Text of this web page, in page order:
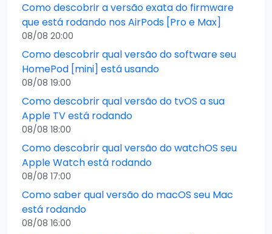
Como descobrir a versão exata do firmware
que está rodando nos AirPods [Pro e Max]
08/08 20:00
Como descobrir qual versão do software seu
HomePod [mini] está usando
08/08 19:00
Como descobrir qual versão do tvOS a sua
Apple TV está rodando
08/08 18:00
Como descobrir qual versão do watchOS seu
Apple Watch está rodando
08/08 17:00
Como saber qual versão do macOS seu Mac
está rodando
08/08 16:00